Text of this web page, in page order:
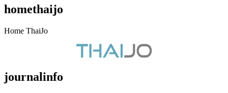
homethaijo
Home ThaiJo
journalinfo